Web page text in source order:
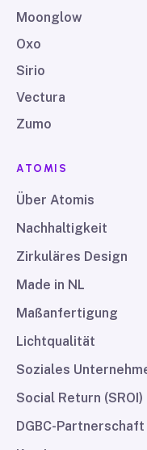
Moonglow
Oxo
Sirio
Vectura
Zumo
ATOMIS
Über Atomis
Nachhaltigkeit
Zirkuläres Design
Made in NL
Maßanfertigung
Lichtqualität
Soziales
Social Return (SROI)
DGBC-Partnerschaft